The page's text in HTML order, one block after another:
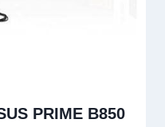
PRIME B850